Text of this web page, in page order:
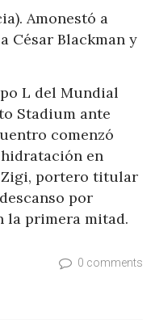
Amonestó a
César Blackman y
L del Mundial
Stadium ante
comenzó
en
Zigi, portero titular
por
la primera mitad.
0 comments